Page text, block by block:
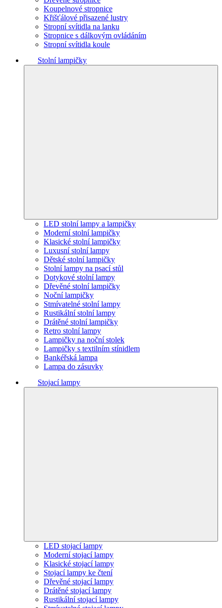
Koupelnové stropnice
Křišťálové přisazené lustry
Stropní svítidla na lanku
Stropnice s dálkovým ovládáním
Stropní svítidla koule
Stolní lampičky
LED stolní lampy a lampičky
Moderní stolní lampičky
Klasické stolní lampičky
Luxusní stolní lampy
Dětské stolní lampičky
Stolní lampy na psací stůl
Dotykové stolní lampy
Dřevěné stolní lampičky
Noční lampičky
Stmívatelné stolní lampy
Rustikální stolní lampy
Drátěné stolní lampičky
Retro stolní lampy
Lampičky na noční stolek
Lampičky s textilním stínidlem
Bankéřská lampa
Lampa do zásuvky
Stojací lampy
LED stojací lampy
Moderní stojací lampy
Klasické stojací lampy
Stojací lampy ke čtení
Dřevěné stojací lampy
Drátěné stojací lampy
Rustikální stojací lampy